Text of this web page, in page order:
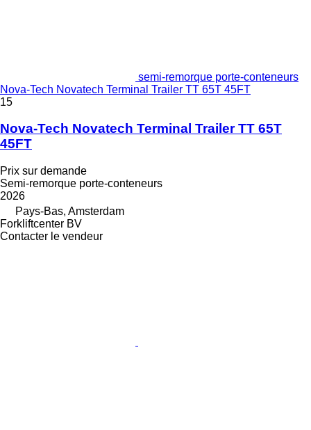
semi-remorque porte-conteneurs
Nova-Tech Novatech Terminal Trailer TT 65T 45FT
15
Nova-Tech Novatech Terminal Trailer TT 65T
45FT
Prix sur demande
Semi-remorque porte-conteneurs
2026
Pays-Bas, Amsterdam
Forkliftcenter BV
Contacter le vendeur